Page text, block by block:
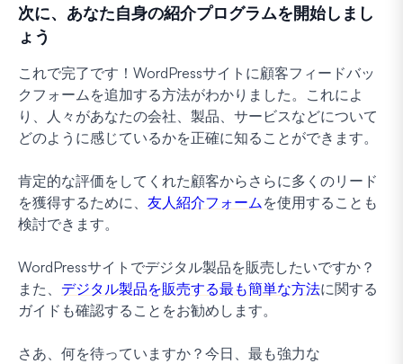
次に、あなた自身の紹介プログラムを開始しまし
ょう
これで完了です！WordPressサイトに顧客フィードバッ
クフォームを追加する方法がわかりました。これによ
り、人々があなたの会社、製品、サービスなどについて
どのように感じているかを正確に知ることができます。
肯定的な評価をしてくれた顧客からさらに多くのリード
を獲得するために、 友人紹介フォーム を使用することも
検討できます。
WordPressサイトでデジタル製品を販売したいですか？
また、 デジタル製品を販売する最も簡単な方法に関する
ガイドも確認することをお勧めします。
さあ、何を待っていますか？今日、最も強力な